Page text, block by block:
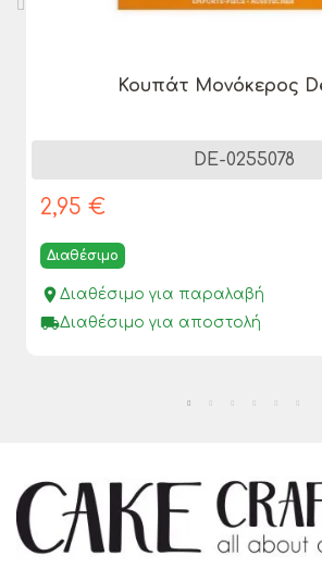
Κουπάτ Μονόκερος
DE-0255078
2,95 €
Διαθέσιμο
place Διαθέσιμο για παραλαβή
local_shippingΔιαθέσιμο για αποστολή